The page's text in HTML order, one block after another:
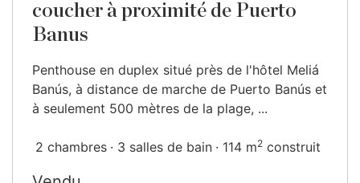
coucher à proximité de Puerto
Banus
Penthouse en duplex situé près de l'hôtel Meliá
Banús, à distance de marche de Puerto Banús et
à seulement 500 mètres de la plage, ...
2 chambres 3 salles de bain 114 m2 construit